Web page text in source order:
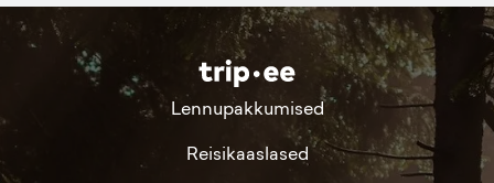
Lennupakkumised
Reisikaaslased